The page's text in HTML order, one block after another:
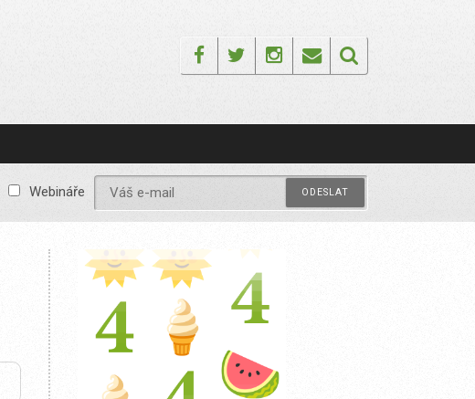
FacebookTwitterInstagram
Email
Webináře